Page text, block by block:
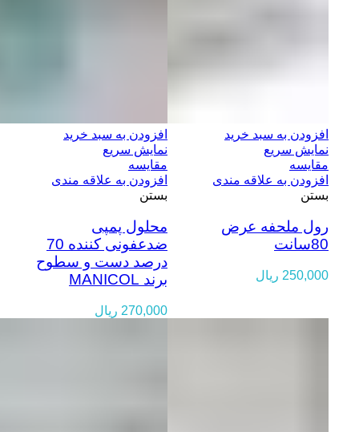
افزودن به سبد خرید
نمایش سریع
مقایسه
افزودن به علاقه مندی
بستن
رول ملحفه عرض
80سانت
250,000 ریال
افزودن به سبد خرید
نمایش سریع
مقایسه
افزودن به علاقه مندی
بستن
محلول پمپی
ضدعفونی کننده 70
درصد دست و سطوح
برند MANICOL
270,000 ریال